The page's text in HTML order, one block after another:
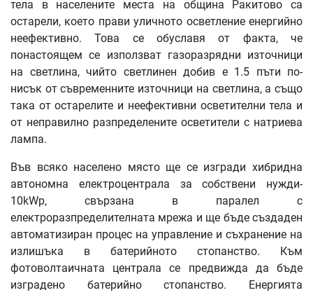
тела в населените места на община Ракитово са
остарели, което прави уличното осветление енергийно
неефективно. Това се обуславя от факта, че
понастоящем се използват газоразрядни източници
на светлина, чийто светлинен добив е 1.5 пъти по-
нисък от съвременните източници на светлина, а също
така от остарелите и неефективни осветителни тела и
от неправилно разпределените осветители с натриева
лампа.
Във всяко населено място ще се изгради хибридна
автономна електроцентрала за собствени нужди-
10kWp, свързана в паралел с
електроразпределителната мрежа и ще бъде създаден
автоматизиран процес на управление и съхранение на
излишъка в батерийното стопанство. Към
фотоволтаичната централа се предвижда да бъде
изградено батерийно стопанство. Енергията